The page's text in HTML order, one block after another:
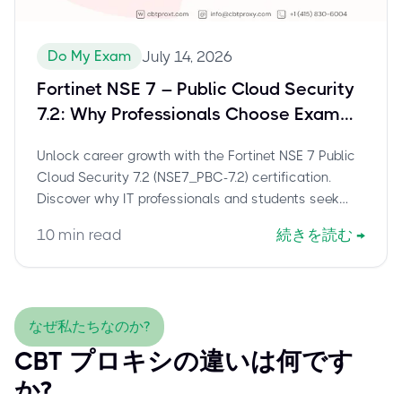
Do My Exam July 14, 2026
Fortinet NSE 7 – Public Cloud Security
7.2: Why Professionals Choose Exam
Unlock career growth with the Fortinet NSE 7 Public
Cloud Security 7.2 (NSE7_PBC-7.2) certification.
Discover why IT professionals and students seek
secure this vital cloud security credential efficiently.
10 min read 続きを読む →
なぜ私たちなのか?
CBT プロキシの違いは何です